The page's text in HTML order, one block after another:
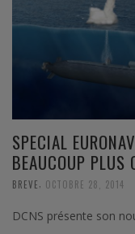
SPECIAL
BEAUCOUP PLUS
BREVE OCTOBRE 28, 2014
DCNS présente son